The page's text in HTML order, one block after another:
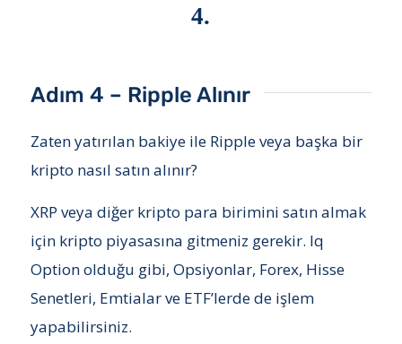
4.
Adım 4 – Ripple Alınır
Zaten yatırılan bakiye ile Ripple veya başka bir
kripto nasıl satın alınır?
XRP veya diğer kripto para birimini satın almak
için kripto piyasasına gitmeniz gerekir. Iq
Option olduğu gibi, Opsiyonlar, Forex, Hisse
Senetleri, Emtialar ve ETF’lerde de işlem
yapabilirsiniz.